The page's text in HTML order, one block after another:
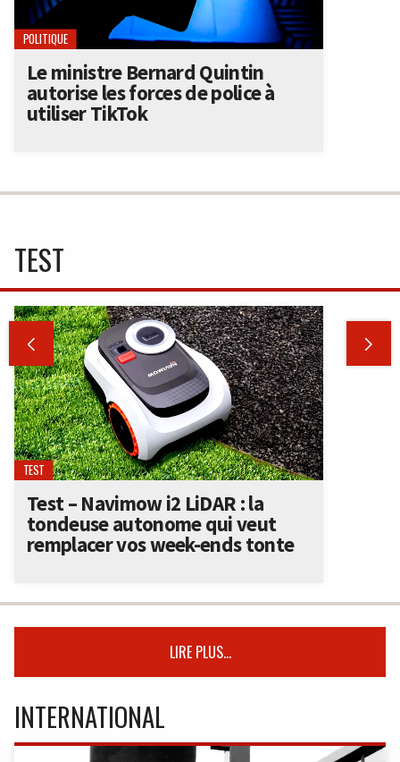
POLITIQUE
Le ministre Bernard Quintin
autorise les forces de police à
utiliser TikTok
TEST
 
TEST
Test – Navimow i2 LiDAR : la
tondeuse autonome qui veut
remplacer vos week-ends tonte
LIRE PLUS...
INTERNATIONAL